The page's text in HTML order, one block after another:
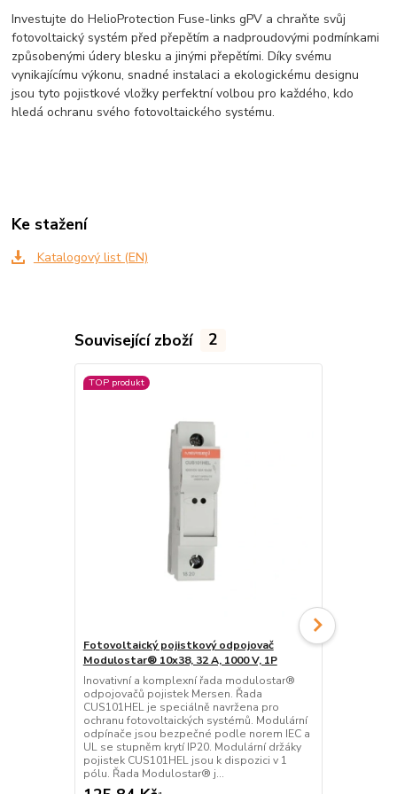
Investujte do HelioProtection Fuse-links gPV a chraňte svůj
fotovoltaický systém před přepětím a nadproudovými podmínkami
způsobenými údery blesku a jinými přepětími. Díky svému
vynikajícímu výkonu, snadné instalaci a ekologickému designu
jsou tyto pojistkové vložky perfektní volbou pro každého, kdo
hledá ochranu svého fotovoltaického systému.
Ke stažení
Katalogový list (EN)
Související zboží 2
TOP produkt
Fotovoltaický pojistkový odpojovač
Modulostar® 10x38, 32 A, 1000 V, 1P
Inovativní a komplexní řada modulostar®
odpojovačů pojistek Mersen. Řada
CUS101HEL je speciálně navržena pro
ochranu fotovoltaických systémů. Modulární
odpínače jsou bezpečné podle norem IEC a
UL se stupněm krytí IP20. Modulární držáky
pojistek CUS101HEL jsou k dispozici v 1
pólu. Řada Modulostar® j...